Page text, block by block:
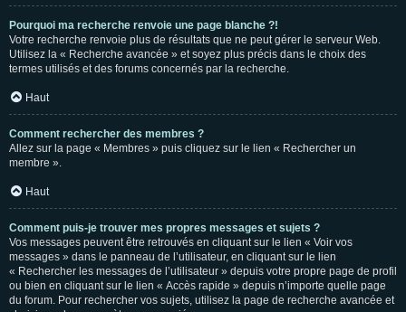
Pourquoi ma recherche renvoie une page blanche ?!
Votre recherche renvoie plus de résultats que ne peut gérer le serveur Web.
Utilisez la « Recherche avancée » et soyez plus précis dans le choix des
termes utilisés et des forums concernés par la recherche.
Haut
Comment rechercher des membres ?
Allez sur la page « Membres » puis cliquez sur le lien « Rechercher un
membre ».
Haut
Comment puis-je trouver mes propres messages et sujets ?
Vos messages peuvent être retrouvés en cliquant sur le lien « Voir vos
messages » dans le panneau de l’utilisateur, en cliquant sur le lien
« Rechercher les messages de l’utilisateur » depuis votre propre page de profil
ou bien en cliquant sur le lien « Accès rapide » depuis n’importe quelle page
du forum. Pour rechercher vos sujets, utilisez la page de recherche avancée et